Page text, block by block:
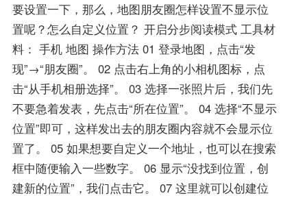
要设置一下，那么，地图朋友圈怎样设置不显示位
置呢？怎么自定义位置？ 开启分步阅读模式 工具材
料： 手机 地图 操作方法 01 登录地图，点击“发
现”→“朋友圈”。 02 点击右上角的小相机图标，点
击“从手机相册选择”。 03 选择一张照片后，我们先
不要急着发表，先点击“所在位置”。 04 选择“不显示
位置”即可，这样发出去的朋友圈内容就不会显示位
置了。 05 如果想要自定义一个地址，也可以在搜索
框中随便输入一些数字。 06 显示“没找到位置，创
建新的位置”，我们点击它。 07 这里就可以创建位